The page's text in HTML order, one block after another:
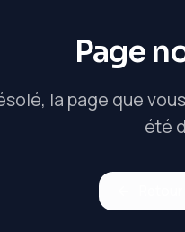
Page
la page que
été